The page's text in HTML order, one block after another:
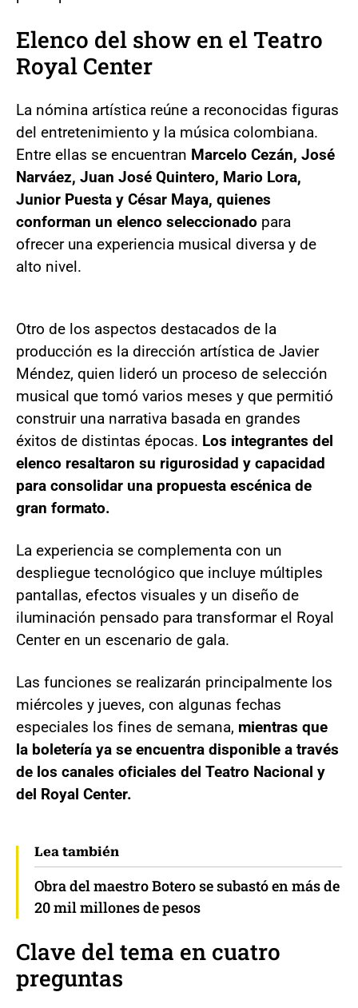
Elenco del show en el Teatro
Royal Center
La nómina artística reúne a reconocidas figuras
del entretenimiento y la música colombiana.
Entre ellas se encuentran Marcelo Cezán, José
Narváez, Juan José Quintero, Mario Lora,
Junior Puesta y César Maya, quienes
conforman un elenco seleccionado para
ofrecer una experiencia musical diversa y de
alto nivel.
Otro de los aspectos destacados de la
producción es la dirección artística de Javier
Méndez, quien lideró un proceso de selección
musical que tomó varios meses y que permitió
construir una narrativa basada en grandes
éxitos de distintas épocas. Los integrantes del
elenco resaltaron su rigurosidad y capacidad
para consolidar una propuesta escénica de
gran formato.
La experiencia se complementa con un
despliegue tecnológico que incluye múltiples
pantallas, efectos visuales y un diseño de
iluminación pensado para transformar el Royal
Center en un escenario de gala.
Las funciones se realizarán principalmente los
miércoles y jueves, con algunas fechas
especiales los fines de semana, mientras que
la boletería ya se encuentra disponible a través
de los canales oficiales del Teatro Nacional y
del Royal Center.
Lea también
Obra del maestro Botero se subastó en más de
20 mil millones de pesos
Clave del tema en cuatro
preguntas